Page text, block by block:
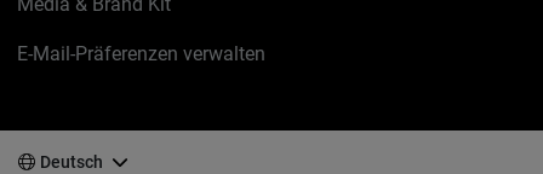
E-Mail-Präferenzen verwalten
Deutsch